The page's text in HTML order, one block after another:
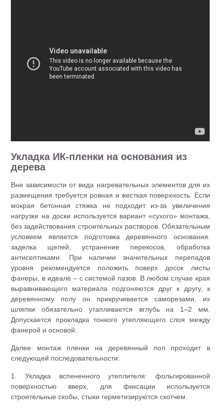
Укладка ИК-пленки на основания из
дерева
Вне зависимости от вида нагревательных элементов для их
размещения требуется ровная и жесткая поверхность. Если
мокрая бетонная стяжка не подходит из-за увеличения
нагрузки на доски используется вариант «сухого» монтажа,
без задействования строительных растворов. Обязательным
условием является подготовка деревянного основания:
заделка щелей, устранение перекосов, обработка
антисептиками. При наличии значительных перепадов
уровня рекомендуется положить поверх досок листы
фанеры, в идеале ‒ с системой пазов. В любом случае края
выравнивающего материала подгоняются друг к другу, к
деревянному полу он прикручивается саморезами, их
шляпки обязательно утапливается вглубь на 1‒2 мм.
Допускается прокладка тонкого утепляющего слоя между
фанерой и основой.
Далее монтаж пленки на деревянный пол проходит в
следующей последовательности:
1. Укладка вспененного утеплителя: фольгированной
поверхностью вверх, для фиксации используется
строительные скобы, стыки герметизируются скотчем.